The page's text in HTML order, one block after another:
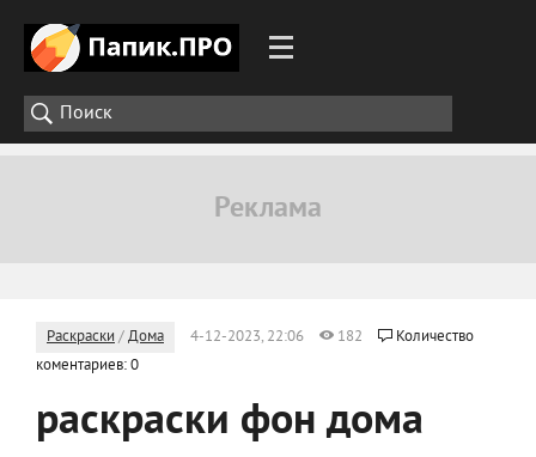
Раскраски /Дома 4-12-2023, 22:06 182
Количество
коментариев: 0
раскраски фон дома